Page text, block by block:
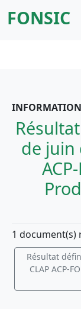
FONSIC
INFORMATION
de juin
1 document(s)
Résultat
CLAP ACP-